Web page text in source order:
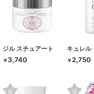
ジル スチュアート
￥3,740
キュレル
￥2,750